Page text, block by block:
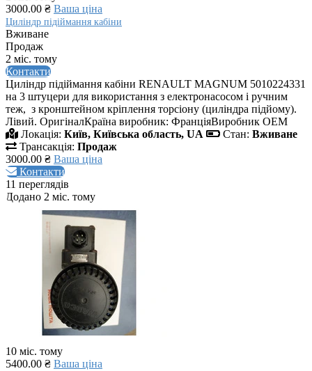
3000.00 ₴ Ваша ціна
Циліндр підіймання кабіни
Вживане
Продаж
2 міс. тому
Контакти
Циліндр підіймання кабіни RENAULT MAGNUM 5010224331
на 3 штуцери для використання з електронасосом і ручним
теж, з кронштейном кріплення торсіону (циліндра підйому).
Лівий. ОригіналКраїна виробник: ФранціяВиробник ОЕМ
Локація: Київ, Київська область, UA Стан: Вживане
Трансакція: Продаж
3000.00 ₴ Ваша ціна
Контакти
11 переглядів
Додано 2 міс. тому
10 міс. тому
5400.00 ₴ Ваша ціна